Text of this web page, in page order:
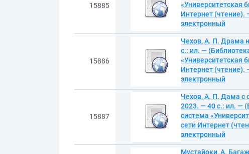
15885
«Университетская
Интернет (чтение).
электронный
15886
Чехов, А. П. Драма
с.: ил. —
«Университетская
Интернет (чтение).
электронный
15887
Чехов, А. П. Дама с
2023. — 40 с.: ил. —
система
сети Интернет
электронный
Мустайоки, А.